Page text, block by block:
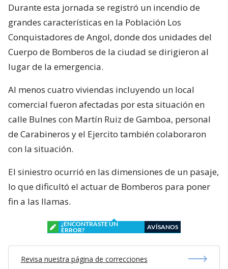
Durante esta jornada se registró un incendio de
grandes características en la Población Los
Conquistadores de Angol, donde dos unidades del
Cuerpo de Bomberos de la ciudad se dirigieron al
lugar de la emergencia.
Al menos cuatro viviendas incluyendo un local
comercial fueron afectadas por esta situación en
calle Bulnes con Martín Ruiz de Gamboa, personal
de Carabineros y el Ejercito también colaboraron
con la situación.
El siniestro ocurrió en las dimensiones de un pasaje,
lo que dificultó el actuar de Bomberos para poner
fin a las llamas.
¿ENCONTRASTE UN
ERROR?
AVÍSANOS
Revisa nuestra página de correcciones